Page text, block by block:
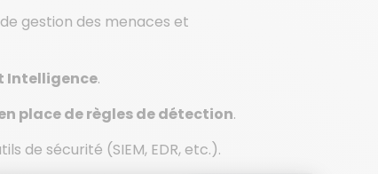
gestion des menaces et
Intelligence.
place de règles de détection.
de sécurité (SIEM, EDR, etc.).